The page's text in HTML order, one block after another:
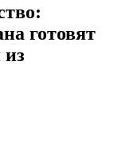
готовят